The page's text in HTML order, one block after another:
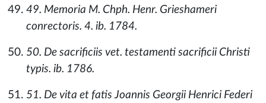
49. Memoria M. Chph. Henr. Grieshameri
conrectoris. 4. ib. 1784.
50. De sacrificiis vet. testamenti sacrificii Christi
typis. ib. 1786.
51. De vita et fatis Joannis Georgii Henrici Federi